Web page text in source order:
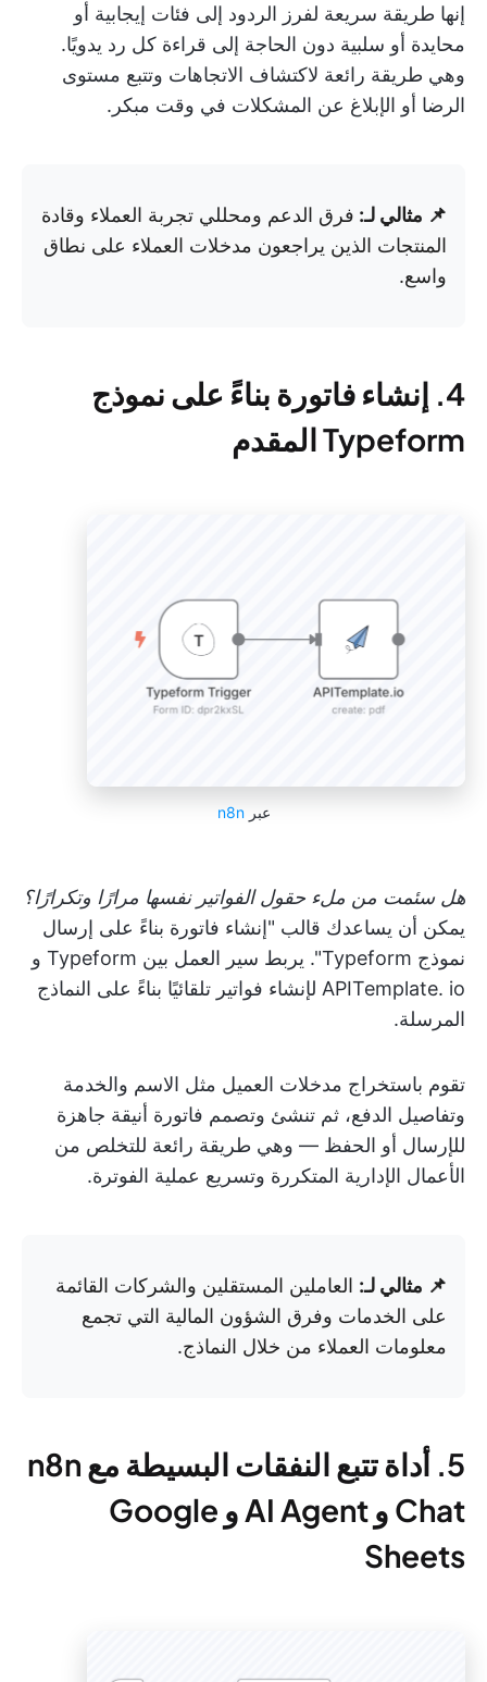
إنها طريقة سريعة لفرز الردود إلى فئات إيجابية أو
محايدة أو سلبية دون الحاجة إلى قراءة كل رد يدويًا.
وهي طريقة رائعة لاكتشاف الاتجاهات وتتبع مستوى
الرضا أو الإبلاغ عن المشكلات في وقت مبكر.
📌 مثالي لـ: فرق الدعم ومحللي تجربة العملاء وقادة
المنتجات الذين يراجعون مدخلات العملاء على نطاق
واسع.
4. إنشاء فاتورة بناءً على نموذج
Typeform المقدم
عبرn8n
هل سئمت من ملء حقول الفواتير نفسها مرارًا وتكرارًا؟
يمكن أن يساعدك قالب "إنشاء فاتورة بناءً على إرسال
نموذج Typeform". يربط سير العمل بين Typeform و
APITemplate. io لإنشاء فواتير تلقائيًا بناءً على النماذج
المرسلة.
تقوم باستخراج مدخلات العميل مثل الاسم والخدمة
وتفاصيل الدفع، ثم تنشئ وتصمم فاتورة أنيقة جاهزة
للإرسال أو الحفظ — وهي طريقة رائعة للتخلص من
الأعمال الإدارية المتكررة وتسريع عملية الفوترة.
📌 مثالي لـ: العاملين المستقلين والشركات القائمة
على الخدمات وفرق الشؤون المالية التي تجمع
معلومات العملاء من خلال النماذج.
5. أداة تتبع النفقات البسيطة مع n8n
Chat و AI Agent و Google
Sheets